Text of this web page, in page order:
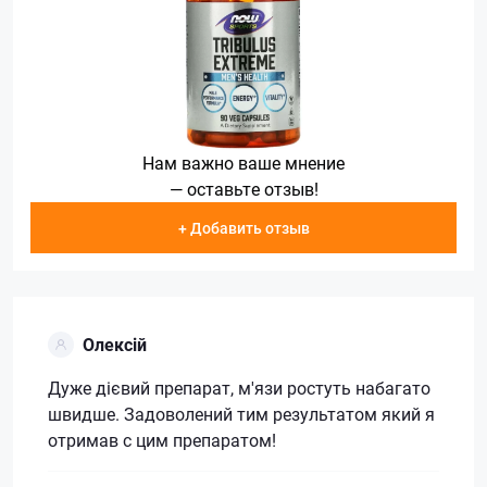
Нам важно ваше мнение
— оставьте отзыв!
+ Добавить отзыв
Олексій
Дуже дієвий препарат, м'язи ростуть набагато
швидше. Задоволений тим результатом який я
отримав с цим препаратом!